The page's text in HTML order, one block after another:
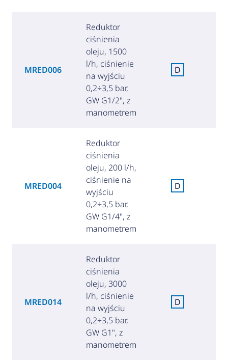
MRED006
Reduktor
ciśnienia
oleju, 1500
l/h, ciśnienie
na wyjściu
0,2÷3,5 bar,
GW G1/2", z
manometrem
D
MRED004
Reduktor
ciśnienia
oleju, 200 l/h,
ciśnienie na
wyjściu
0,2÷3,5 bar,
GW G1/4", z
manometrem
D
MRED014
Reduktor
ciśnienia
oleju, 3000
l/h, ciśnienie
na wyjściu
0,2÷3,5 bar,
GW G1", z
manometrem
D